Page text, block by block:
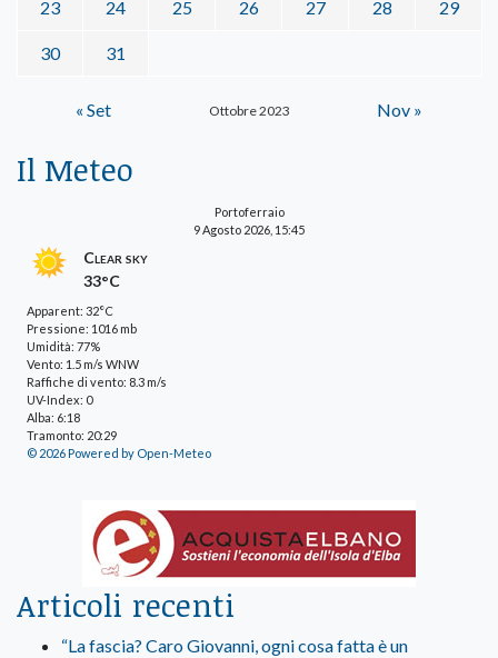
Ottobre 2023
23 24 25 26 27 28 29
30 31
« Set Nov »
Il Meteo
Portoferraio
9 Agosto 2026, 15:45
Clear sky
33°C
Apparent: 32°C
Pressione: 1016 mb
Umidità: 77%
Vento: 1.5 m/s WNW
Raffiche di vento: 8.3 m/s
UV-Index: 0
Alba: 6:18
Tramonto: 20:29
© 2026 Powered by Open-Meteo
Articoli recenti
“La fascia? Caro Giovanni, ogni cosa fatta è un